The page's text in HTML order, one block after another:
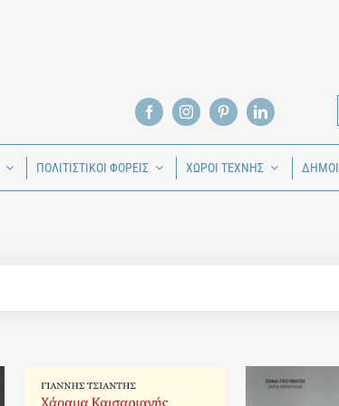
ΠΟΛΙΤΙΣΤΙΚΟΙ ΦΟΡΕΙΣ ΧΩΡΟΙ ΤΕΧΝΗΣ ΔΗΜΟΙ